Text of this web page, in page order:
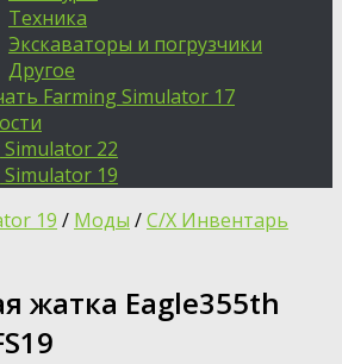
Техника
Экскаваторы и погрузчики
Другое
Farming Simulator 17
22
19
19 / Моды /С/Х Инвентарь
жатка Eagle355th